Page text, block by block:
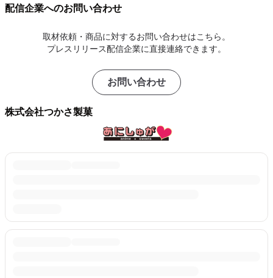
配信企業へのお問い合わせ
取材依頼・商品に対するお問い合わせはこちら。
プレスリリース配信企業に直接連絡できます。
お問い合わせ
株式会社つかさ製菓